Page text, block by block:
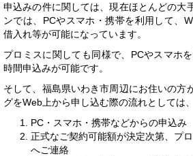
申込みの件に関しては、現在ほとんどの大
ンでは、PCやスマホ・携帯を利用して、
借入れ等が可能になっています。
プロミスに関しても同様で、PCやスマホ
時間申込みが可能です。
そして、福島県いわき市周辺にお住いの方
グをWeb上から申し込む際の流れとしては、
PC・スマホ・携帯などからの申込み
正式なご契約可能額が決定次第、プ
へご連絡